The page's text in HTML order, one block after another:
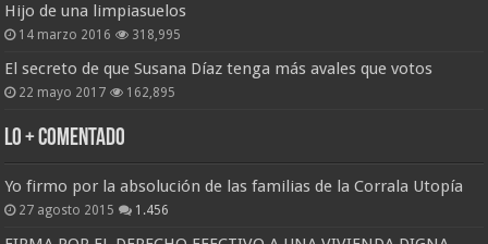
Hijo de una limpiasuelos
14 marzo 2016 318,995
El secreto de que Susana Díaz tenga más avales que votos
22 mayo 2017 162,895
Lo + Comentado
Yo firmo por la absolución de las familias de la Corrala Utopía
27 agosto 2015 1.456